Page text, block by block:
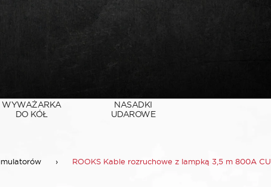
WYWAŻARKA
DO KÓŁ
NASADKI
UDAROWE
› ROOKS Kable rozruchowe z lampką 3,5 m 800A CU